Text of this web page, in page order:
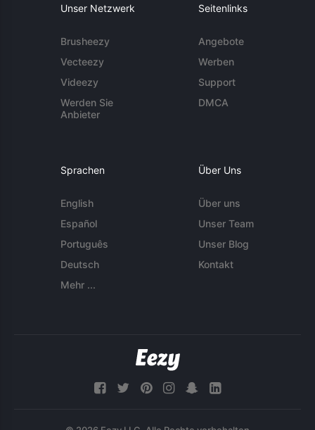
Unser Netzwerk
Brusheezy
Vecteezy
Videezy
Werden Sie
Anbieter
Seitenlinks
Angebote
Werben
Support
DMCA
Sprachen
English
Español
Português
Deutsch
Mehr ...
Über Uns
Über uns
Unser Team
Unser Blog
Kontakt